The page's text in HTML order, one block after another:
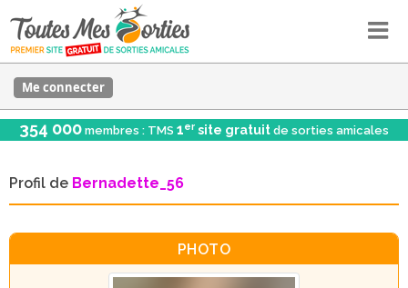
Me connecter
354 000 membres : TMS 1er site gratuit de sorties amicales
Profil de Bernadette_56
PHOTO